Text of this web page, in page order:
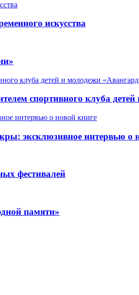
искусства
спортивного клуба
эксклюзивное интервью о
фестивалей
памяти»